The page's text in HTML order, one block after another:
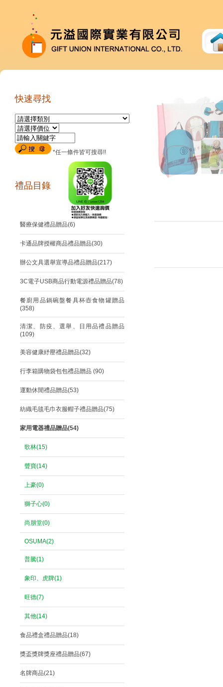
快速尋找
*任一條件皆可搜尋!!
禮品目錄
醫療保健禮品贈品(6)
卡通品牌授權商品禮品贈品(30)
辦公文具選舉宣導品禮品贈品(217)
3C電子USB商品行動電源禮品贈品(78)
餐廚用品鍋碗盤餐具杯壺食物罐贈品
(358)
清潔、防疫、選舉、日用品禮品贈品
(109)
美容健康紓壓禮品贈品(32)
行李箱購物袋包包禮品贈品 (90)
運動休閒禮品贈品(53)
紡織毛毯毛巾衣服帽子禮品贈品(75)
家用電器禮品贈品(54)
歌林(15)
聲寶(14)
上豪(0)
獅子心(0)
尚朋堂(0)
OSUMA(2)
普騰(1)
象印、虎牌(1)
旺德(7)
其他(14)
食品禮盒禮品贈品(18)
獎盃獎牌獎座禮品贈品(67)
名牌商品(21)